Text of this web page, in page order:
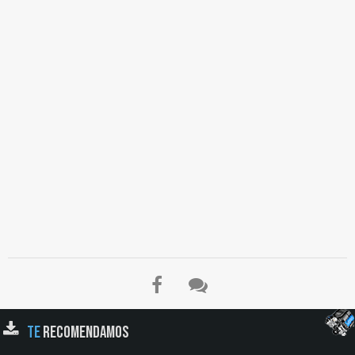
TERECOMENDAMOS